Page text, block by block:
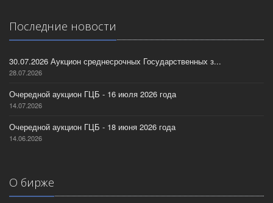
Последние новости
30.07.2026 Аукцион среднесрочных Государственных з...
28.07.2026
Очередной аукцион ГЦБ - 16 июля 2026 года
14.07.2026
Очередной аукцион ГЦБ - 18 июня 2026 года
14.06.2026
О бирже